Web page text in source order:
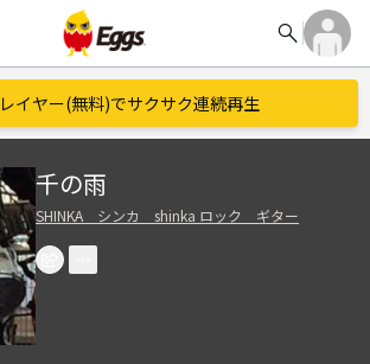
search
イヤー(無料)でサクサク連続再生
千の雨
SHINKA シンカ shinka ロック ギター